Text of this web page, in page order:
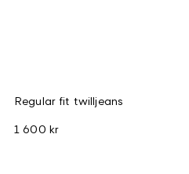
Regular fit twilljeans
1 600 kr